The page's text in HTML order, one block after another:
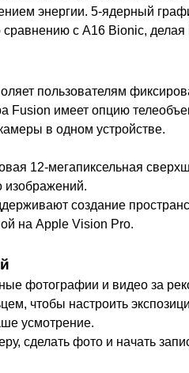
энергии. 5-ядерный
сравнению с A16 Bionic,
пользователям
Fusion имеет опцию
в одном устройстве.
12-мегапиксельная
изображений.
создание
на Apple Vision Pro.
фотографии и видео за
чтобы настроить
усмотрение.
сделать фото и начать